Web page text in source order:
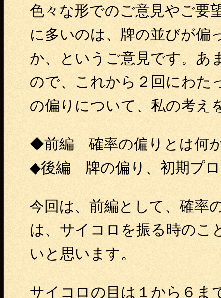
色々な形でのご意見やご要
に多いのは、牌の並びが偏
か、というご意見です。あ
ので、これから２回にわた
の偏りについて、私の考え
◆前編 確率の偏りとは何
◆後編 牌の偏り、初期プ
今回は、前編として、確率
は、サイコロを振る時のこ
いと思います。
サイコロの目は１から６ま